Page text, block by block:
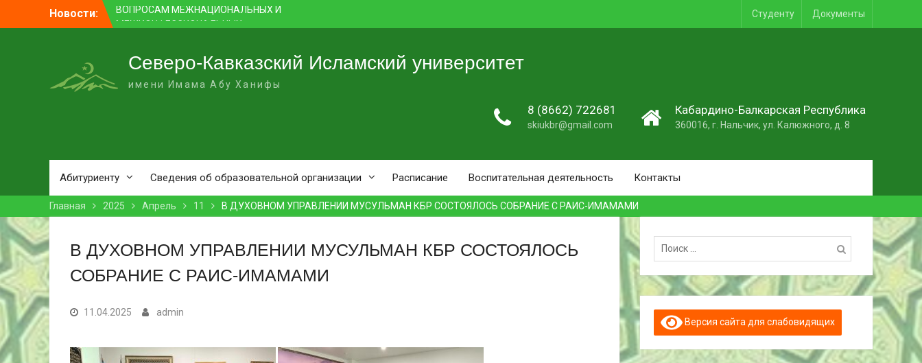
Новости:
ПРЕПОДАВАТЕЛЬ СКИУ ЗАНЯЛ ПЕРВОЕ
МЕСТО В НОМИНАЦИИ «ЛУЧШАЯ
В НАЛЬЧИКЕ СОСТОЯЛСЯ ПРЕМЬЕРНЫЙ
ПОКАЗ ФИЛЬМА «ОДИН ДЕНЬ
ОЖИДАНИЯ»
МЕЖКОНФЕССИОНАЛЬНЫХ
ОТНОШЕНИЙ
Студенту Документы
Северо-Кавказский Исламский университет
имени Имама Абу Ханифы
8 (8662) 722681
skiukbr@gmail.com
Кабардино-Балкарская Республика
360016, г. Нальчик, ул. Калюжного, д. 8
Абитуриенту Сведения об образовательной организации Расписание Воспитательная деятельность Контакты
Главная 2025 Апрель 11 В ДУХОВНОМ УПРАВЛЕНИИ МУСУЛЬМАН КБР СОСТОЯЛОСЬ СОБРАНИЕ С РАИС-ИМАМАМИ
В ДУХОВНОМ УПРАВЛЕНИИ МУСУЛЬМАН КБР СОСТОЯЛОСЬ
СОБРАНИЕ С РАИС-ИМАМАМИ
11.04.2025 admin
Поиск:
Версия сайта для слабовидящих